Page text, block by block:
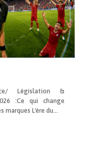
Législation &
:Ce qui change
L'ère du...